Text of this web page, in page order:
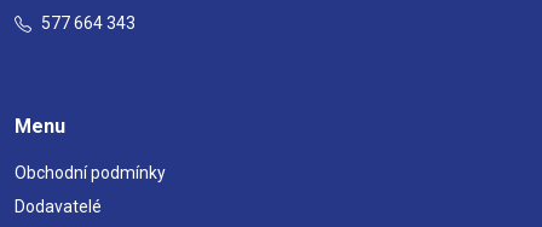
577 664 343
Menu
Obchodní podmínky
Dodavatelé